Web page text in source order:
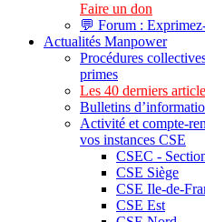
Faire un don
💬 Forum :
Actualités Manpower
Procédures
primes
Les 40 derniers
Bulletins
Activité et compte-
vos instances CSE
CSEC -
CSE Siège
CSE Ile-de-
CSE Est